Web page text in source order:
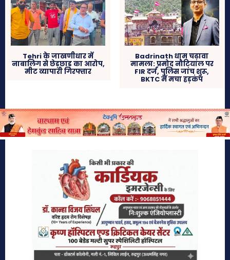
Tehri के जाखणीधार में
नाबालिग से छेड़छाड़ का आरोप,
मीट व्यापारी गिरफ्तार
Badrinath धाम चढ़ावा
मामला: प्रमोद नौटियाल पर
FIR दर्ज, पुलिस जांच शुरू,
BKTC में मचा हड़कंप